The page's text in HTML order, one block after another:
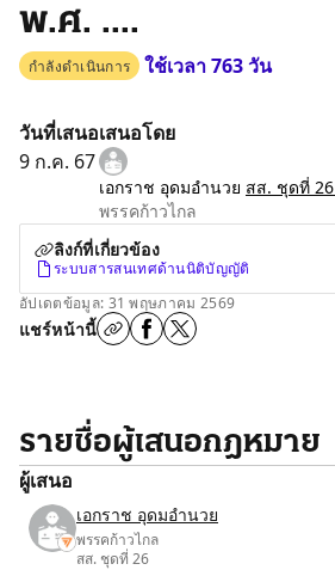
พ.ศ. ....
กำลังดำเนินการ ใช้เวลา 763 วัน
วันที่เสนอ
9 ก.ค. 67
เสนอโดย
เอกราช อุดมอำนวย สส. ชุดที่ 26
พรรคก้าวไกล
ลิงก์ที่เกี่ยวข้อง
ระบบสารสนเทศด้านนิติบัญญัติ
อัปเดตข้อมูล: 31 พฤษภาคม 2569
แชร์หน้านี้
รายชื่อผู้เสนอกฎหมาย
ผู้เสนอ
เอกราช อุดมอำนวย
พรรคก้าวไกล
สส. ชุดที่ 26